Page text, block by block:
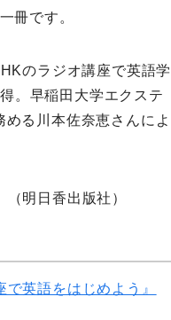
冊です。
のラジオ講座で英語学
。 早稲田大学エクステ
める 川本佐奈恵さんによ
（明日香出版社）
英語をはじめよう』